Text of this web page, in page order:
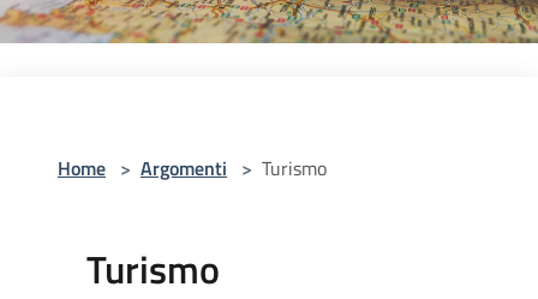
Home > Argomenti > Turismo
Turismo